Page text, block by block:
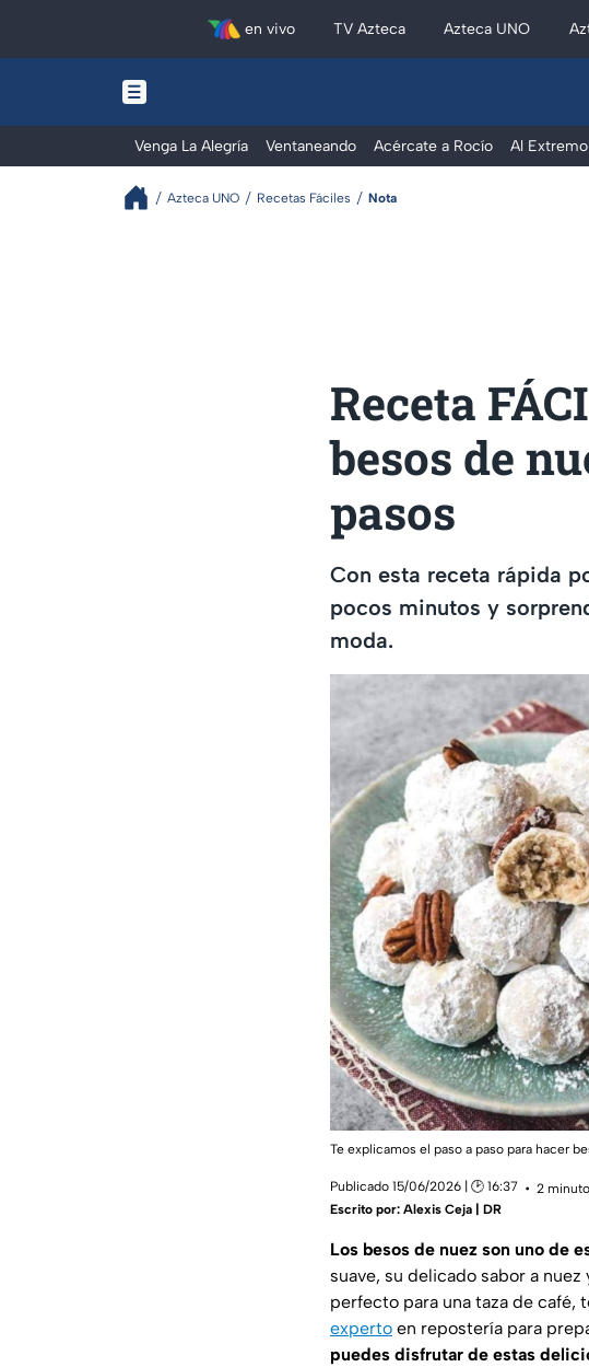
en vivo TV Azteca Azteca UNO
Venga La Alegría Ventaneando Acércate a Rocío Al Extremo
Azteca UNO Recetas Fáciles Nota
Receta
besos de
pasos
Con esta receta rápida
pocos minutos y
moda.
Te explicamos el paso a paso para hacer
Publicado 15/06/2026 | 🕑 16:37
2
Escrito por: Alexis Ceja | DR
Los besos de nuez son uno de
suave, su delicado sabor a
perfecto para una taza de café,
experto en repostería para
puedes disfrutar de estas